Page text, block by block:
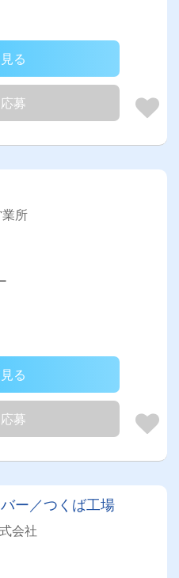
る
募
所
る
募
ー／つくば工場
会社